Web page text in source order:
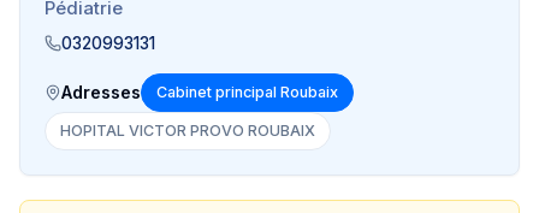
Pédiatrie
0320993131
Adresses Cabinet principal Roubaix
HOPITAL VICTOR PROVO ROUBAIX